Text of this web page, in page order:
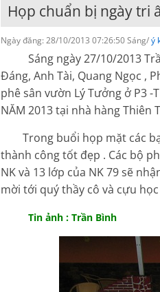
Họp chuẩn bị ngày tri
Ngày đăng: 28/10/2013 07:26:50 Sáng/ý
Sáng ngày 27/10/2013 Trần
Đáng, Anh Tài, Quang Ngọc ,
phê sân vườn Lý Tưởng ở P3 -
NĂM 2013 tại nhà hàng Thiên
Trong buổi họp mặt các
thành công tốt đẹp . Các bộ
NK và 13 lớp của NK 79 sẽ
mời tới quý thầy cô và cựu
Tin ảnh : Trần Bình